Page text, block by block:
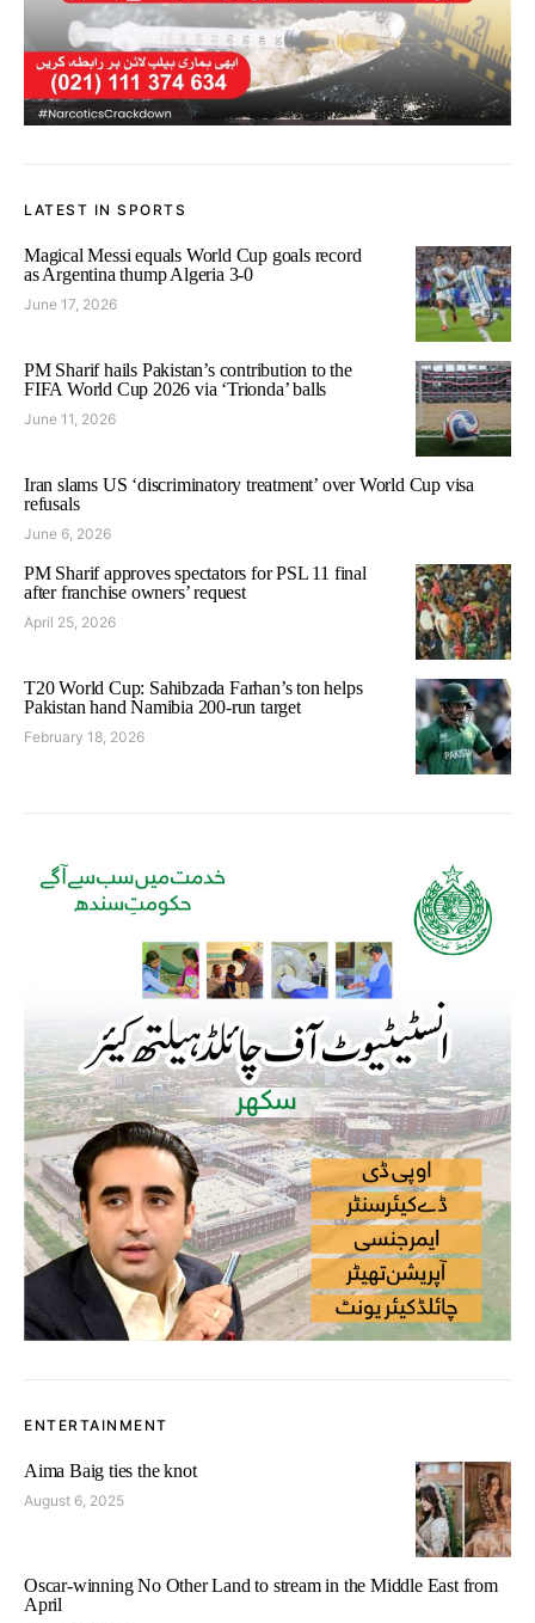
LATEST IN SPORTS
Magical Messi equals World Cup goals record
as Argentina thump Algeria 3-0
June 17, 2026
PM Sharif hails Pakistan’s contribution to the
FIFA World Cup 2026 via ‘Trionda’ balls
June 11, 2026
Iran slams US ‘discriminatory treatment’ over World Cup visa
refusals
June 6, 2026
PM Sharif approves spectators for PSL 11 final
after franchise owners’ request
April 25, 2026
T20 World Cup: Sahibzada Farhan’s ton helps
Pakistan hand Namibia 200-run target
February 18, 2026
ENTERTAINMENT
Aima Baig ties the knot
August 6, 2025
Oscar-winning No Other Land to stream in the Middle East from
April